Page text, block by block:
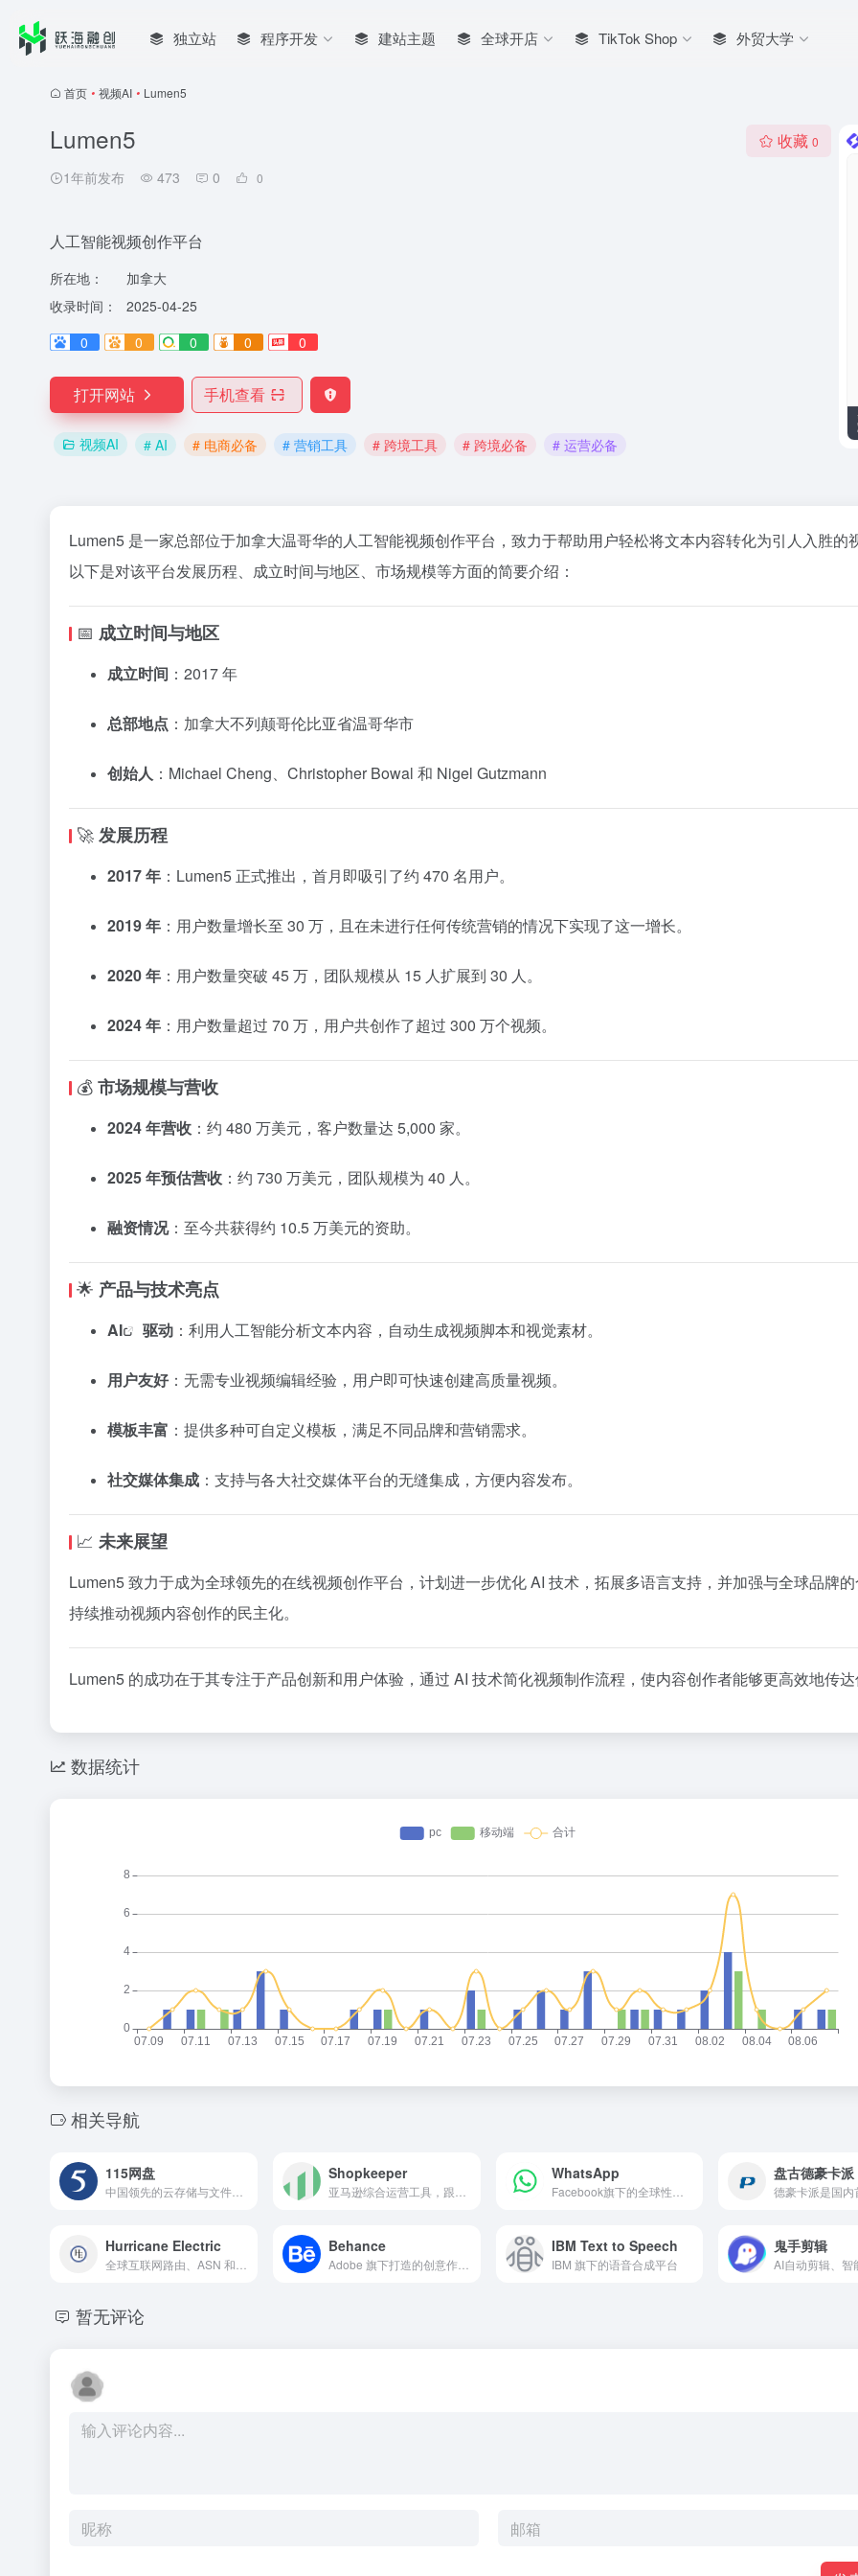
独立站 程序开发 建站主题 全球开店 TikTok Shop 外贸大学
首页 • 视频AI • Lumen5
Lumen5
1年前发布 473 0 0
收藏 0
人工智能视频创作平台
所在地：
加拿大
收录时间：
2025-04-25
0
0 0 0 0
打开网站 手机查看
视频AI # AI # 电商必备 # 营销工具 # 跨境工具 # 跨境必备 # 运营必备
Lumen5 是一家总部位于加拿大温哥华的人工智能视频创作平台，致力于帮助用户轻松将文本内容转化为引人入胜的视
以下是对该平台发展历程、成立时间与地区、市场规模等方面的简要介绍：​
📅 成立时间与地区
成立时间 ：2017 年
总部地点 ：加拿大不列颠哥伦比亚省温哥华市
创始人 ：Michael Cheng、Christopher Bowal 和 Nigel Gutzmann
🚀发展历程
2017 年 ：Lumen5 正式推出，首月即吸引了约 470 名用户。
2019 年 ：用户数量增长至 30 万，且在未进行任何传统营销的情况下实现了这一增长。
2020 年 ：用户数量突破 45 万，团队规模从 15 人扩展到 30 人。
2024 年 ：用户数量超过 70 万，用户共创作了超过 300 万个视频。
💰市场规模与营收
2024 年营收 ：约 480 万美元，客户数量达 5,000 家。
2025 年预估营收 ：约 730 万美元，团队规模为 40 人。
融资情况：至今共获得约 10.5 万美元的资助。
🌟 产品与技术亮点
AI 驱动 ：利用人工智能分析文本内容，自动生成视频脚本和视觉素材。
用户友好：无需专业视频编辑经验，用户即可快速创建高质量视频。
模板丰富 ：提供多种可自定义模板，满足不同品牌和营销需求。
社交媒体集成 ：支持与各大社交媒体平台的无缝集成，方便内容发布。
📈 未来展望
Lumen5 致力于成为全球领先的在线视频创作平台，计划进一步优化 AI 技术，拓展多语言支持，并加强与全球品牌的
持续推动视频内容创作的民主化。
Lumen5 的成功在于其专注于产品创新和用户体验，通过 AI 技术简化视频制作流程，使内容创作者能够更高效地传达
数据统计
相关导航
115网盘 Shopkeeper WhatsApp 盘古德豪卡派
Hurricane Electric Behance IBM Text to Speech
IBM 旗下的语音合成平台
鬼手剪辑
暂无评论